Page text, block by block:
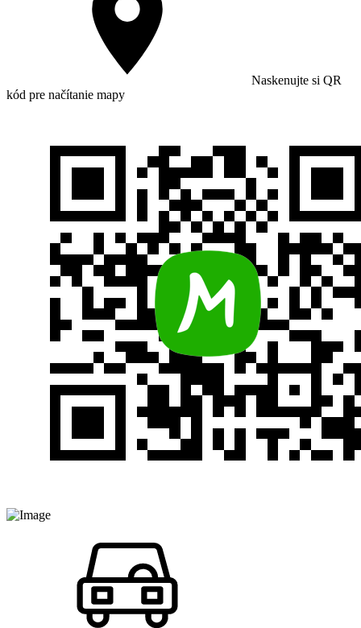
Naskenujte si QR
kód pre načítanie mapy